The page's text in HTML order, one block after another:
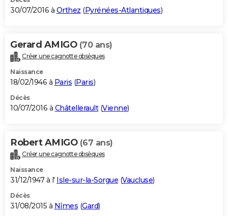
30/07/2016 à Orthez (Pyrénées-Atlantiques)
Gerard AMIGO (70 ans)
Créer une cagnotte obsèques
Naissance
18/02/1946 à Paris (Paris)
Décès
10/07/2016 à Châtellerault(Vienne)
Robert AMIGO (67 ans)
Créer une cagnotte obsèques
Naissance
31/12/1947 à l' Isle-sur-la-Sorgue (Vaucluse)
Décès
31/08/2015 à Nîmes (Gard)